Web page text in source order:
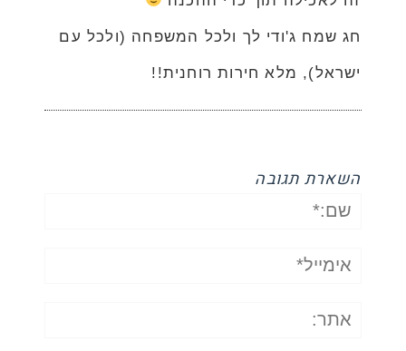
חג שמח ג'ודי לך ולכל המשפחה (ולכל עם
ישראל), מלא חירות רוחנית!!
השארת תגובה
שם:*
אימייל*
אתר: